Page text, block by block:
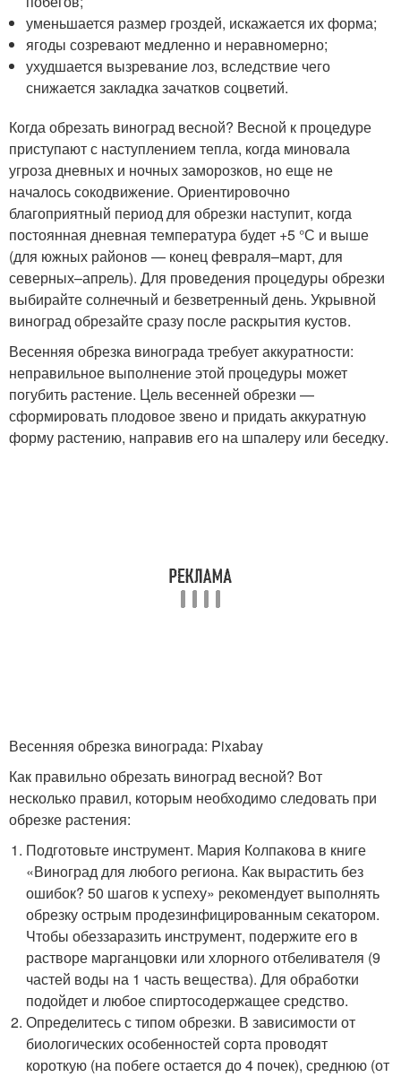
уменьшается размер гроздей, искажается их форма;
ягоды созревают медленно и неравномерно;
ухудшается вызревание лоз, вследствие чего
снижается закладка зачатков соцветий.
Когда обрезать виноград весной? Весной к процедуре
приступают с наступлением тепла, когда миновала
угроза дневных и ночных заморозков, но еще не
началось сокодвижение. Ориентировочно
благоприятный период для обрезки наступит, когда
постоянная дневная температура будет +5 °С и выше
(для южных районов — конец февраля–март, для
северных–апрель). Для проведения процедуры обрезки
выбирайте солнечный и безветренный день. Укрывной
виноград обрезайте сразу после раскрытия кустов.
Весенняя обрезка винограда требует аккуратности:
неправильное выполнение этой процедуры может
погубить растение. Цель весенней обрезки —
сформировать плодовое звено и придать аккуратную
форму растению, направив его на шпалеру или беседку.
Весенняя обрезка винограда: Pixabay
Как правильно обрезать виноград весной? Вот
несколько правил, которым необходимо следовать при
обрезке растения:
Подготовьте инструмент. Мария Колпакова в книге
«Виноград для любого региона. Как вырастить без
ошибок? 50 шагов к успеху» рекомендует выполнять
обрезку острым продезинфицированным секатором.
Чтобы обеззаразить инструмент, подержите его в
растворе марганцовки или хлорного отбеливателя (9
частей воды на 1 часть вещества). Для обработки
подойдет и любое спиртосодержащее средство.
Определитесь с типом обрезки. В зависимости от
биологических особенностей сорта проводят
короткую (на побеге остается до 4 почек), среднюю (от